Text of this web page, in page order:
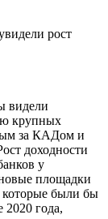
рост
видели
крупных
за КАДом и
доходности
у
площадки
которые были бы
2020 года,